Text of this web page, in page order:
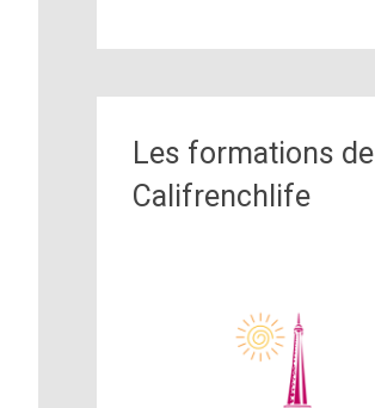
Les formations de
Califrenchlife